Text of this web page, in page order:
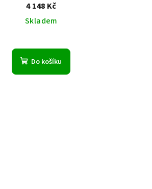
4 148 Kč
Skladem
Do košíku